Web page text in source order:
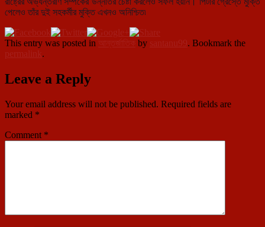
পেলেও তাঁর দুই সহকর্মীর মুক্তি এখনও অনিশ্চিত৷
This entry was posted in আন্তর্জাতিক by santanu99. Bookmark the
permalink.
Leave a Reply
Your email address will not be published. Required fields are
marked *
Comment *